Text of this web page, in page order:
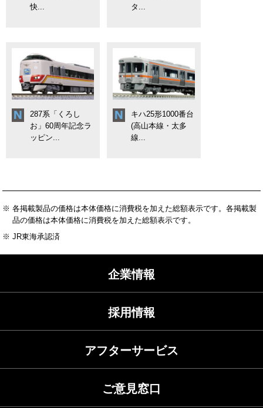
快...
タ...
287系「くろし
お」60周年記念ラ
ッピン...
キハ25形1000番台
(高山本線・太多
線...
※ 各掲載製品の価格は本体価格に消費税を加えた総額表示です。各掲載製
品の価格は本体価格に消費税を加えた総額表示です。
※ JR東海承認済
企業情報
採用情報
アフターサービス
ご意見窓口